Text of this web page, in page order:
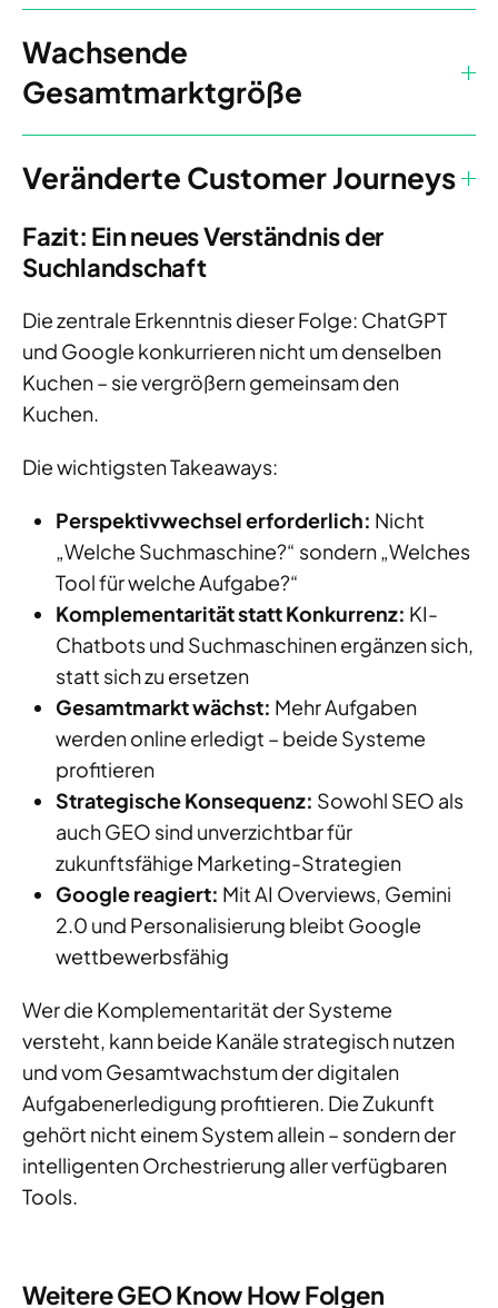
Wachsende
Gesamtmarktgröße
Veränderte Customer Journeys
Fazit: Ein neues Verständnis der
Suchlandschaft
Die zentrale Erkenntnis dieser Folge: ChatGPT
und Google konkurrieren nicht um denselben
Kuchen – sie vergrößern gemeinsam den
Kuchen.
Die wichtigsten Takeaways:
Perspektivwechsel erforderlich: Nicht
„Welche Suchmaschine?“ sondern „Welches
Tool für welche Aufgabe?“
Komplementarität statt Konkurrenz: KI-
Chatbots und Suchmaschinen ergänzen sich,
statt sich zu ersetzen
Gesamtmarkt wächst: Mehr Aufgaben
werden online erledigt – beide Systeme
profitieren
Strategische Konsequenz: Sowohl SEO als
auch GEO sind unverzichtbar für
zukunftsfähige Marketing-Strategien
Google reagiert: Mit AI Overviews, Gemini
2.0 und Personalisierung bleibt Google
wettbewerbsfähig
Wer die Komplementarität der Systeme
versteht, kann beide Kanäle strategisch nutzen
und vom Gesamtwachstum der digitalen
Aufgabenerledigung profitieren. Die Zukunft
gehört nicht einem System allein – sondern der
intelligenten Orchestrierung aller verfügbaren
Tools.
Weitere GEO Know How Folgen